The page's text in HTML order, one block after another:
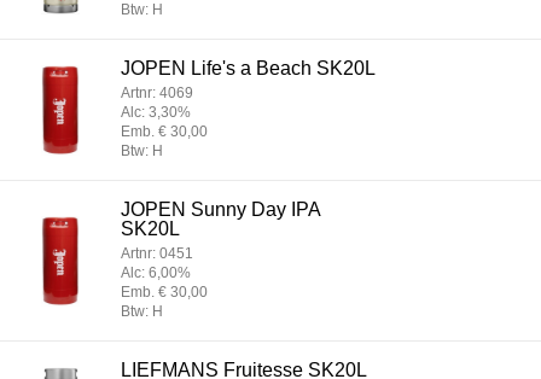
Btw: H
JOPEN Life's a Beach SK20L
Artnr: 4069
Alc: 3,30%
Emb. € 30,00
Btw: H
JOPEN Sunny Day IPA
SK20L
Artnr: 0451
Alc: 6,00%
Emb. € 30,00
Btw: H
LIEFMANS Fruitesse SK20L